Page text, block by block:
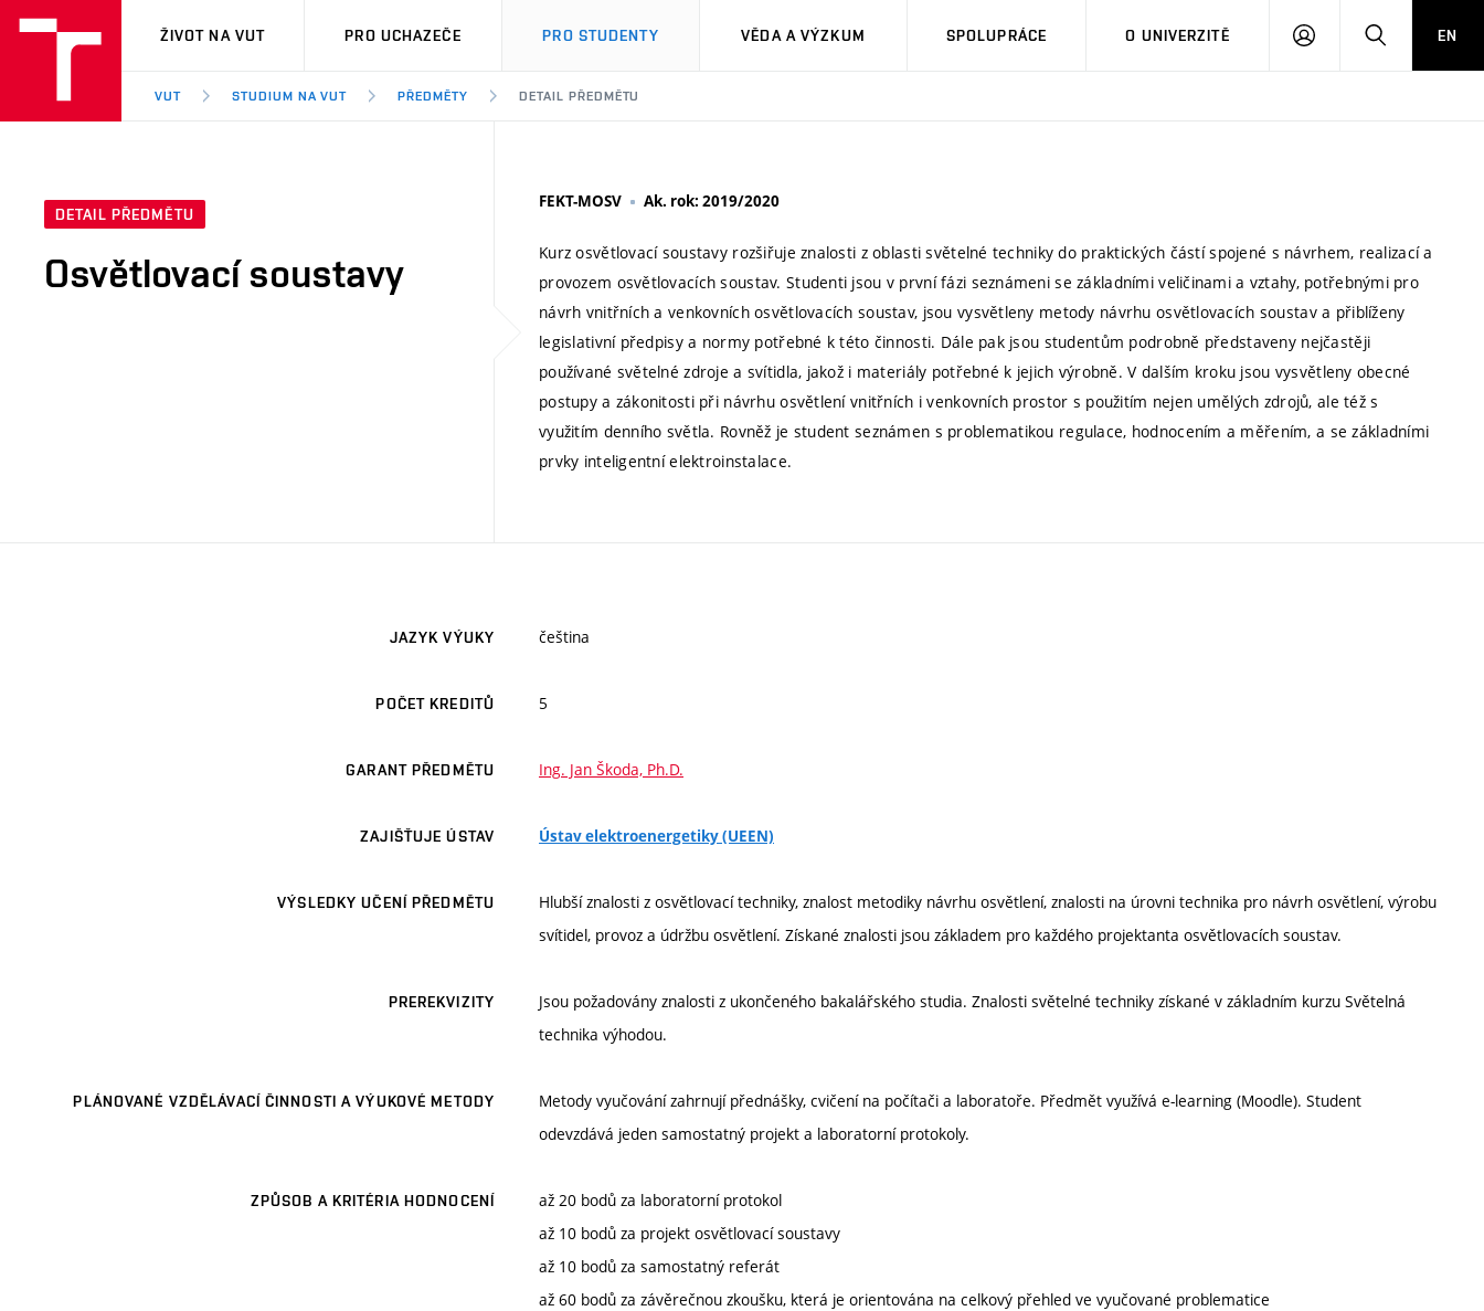
VUT
ŽIVOT NA VUT PRO UCHAZEČE PRO STUDENTY VĚDA A VÝZKUM SPOLUPRÁCE O UNIVERZITĚ
PŘIHLÁSIT HLEDATEN
VUT STUDIUM NA VUT PŘEDMĚTY DETAIL PŘEDMĚTU
DETAIL PŘEDMĚTU
Osvětlovací soustavy
FEKT-MOSV Ak. rok: 2019/2020
Kurz osvětlovací soustavy rozšiřuje znalosti z oblasti světelné techniky do praktických částí spojené s návrhem, realizací a
provozem osvětlovacích soustav. Studenti jsou v první fázi seznámeni se základními veličinami a vztahy, potřebnými pro
návrh vnitřních a venkovních osvětlovacích soustav, jsou vysvětleny metody návrhu osvětlovacích soustav a přiblíženy
legislativní předpisy a normy potřebné k této činnosti. Dále pak jsou studentům podrobně představeny nejčastěji
používané světelné zdroje a svítidla, jakož i materiály potřebné k jejich výrobně. V dalším kroku jsou vysvětleny obecné
postupy a zákonitosti při návrhu osvětlení vnitřních i venkovních prostor s použitím nejen umělých zdrojů, ale též s
využitím denního světla. Rovněž je student seznámen s problematikou regulace, hodnocením a měřením, a se základními
prvky inteligentní elektroinstalace.
JAZYK VÝUKY čeština
POČET KREDITŮ 5
GARANT PŘEDMĚTU Ing. Jan Škoda, Ph.D.
ZAJIŠŤUJE ÚSTAV Ústav elektroenergetiky (UEEN)
VÝSLEDKY UČENÍ PŘEDMĚTU
Hlubší znalosti z osvětlovací techniky, znalost metodiky návrhu osvětlení, znalosti na úrovni technika pro návrh osvětlení, výrobu
svítidel, provoz a údržbu osvětlení. Získané znalosti jsou základem pro každého projektanta osvětlovacích soustav.
PREREKVIZITY
Jsou požadovány znalosti z ukončeného bakalářského studia. Znalosti světelné techniky získané v základním kurzu Světelná
technika výhodou.
PLÁNOVANÉ VZDĚLÁVACÍ ČINNOSTI A VÝUKOVÉ METODY
Metody vyučování zahrnují přednášky, cvičení na počítači a laboratoře. Předmět využívá e-learning (Moodle). Student
odevzdává jeden samostatný projekt a laboratorní protokoly.
ZPŮSOB A KRITÉRIA HODNOCENÍ
až 20 bodů za laboratorní protokol
až 10 bodů za projekt osvětlovací soustavy
až 10 bodů za samostatný referát
až 60 bodů za závěrečnou zkoušku, která je orientována na celkový přehled ve vyučované problematice